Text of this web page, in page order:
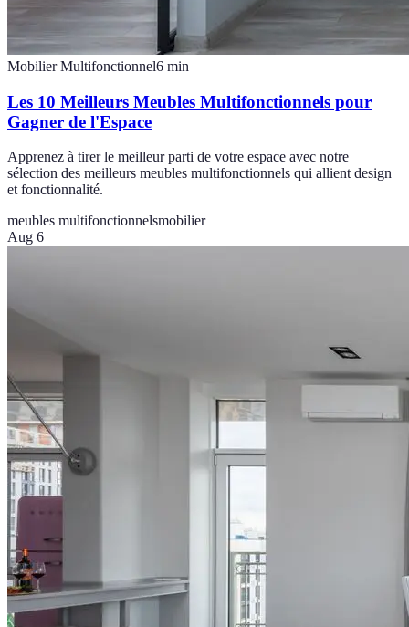
Mobilier Multifonctionnel6 min
Les 10 Meilleurs Meubles Multifonctionnels pour
Gagner de l'Espace
Apprenez à tirer le meilleur parti de votre espace avec notre
sélection des meilleurs meubles multifonctionnels qui allient design
et fonctionnalité.
meubles multifonctionnelsmobilier
Aug 6